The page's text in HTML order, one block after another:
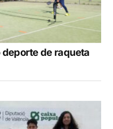
deporte de raqueta